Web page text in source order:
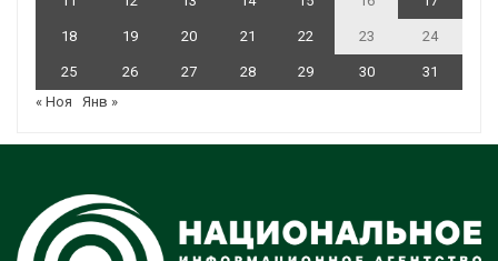
18 19 20 21 22 23 24
25 26 27 28 29 30
31
« Ноя
Янв »